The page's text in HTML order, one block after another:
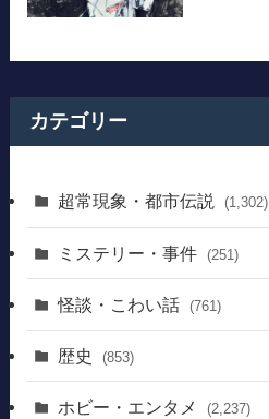
カテゴリー
超常現象・都市伝説 (1,302)
ミステリー・事件 (251)
怪談・こわい話 (761)
歴史 (853)
ホビー・エンタメ (2,237)